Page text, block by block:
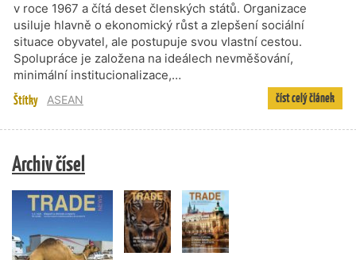
v roce 1967 a čítá deset členských států. Organizace
usiluje hlavně o ekonomický růst a zlepšení sociální
situace obyvatel, ale postupuje svou vlastní cestou.
Spolupráce je založena na ideálech nevměšování,
minimální institucionalizace,…
Štítky ASEAN číst celý článek
Archiv čísel